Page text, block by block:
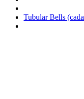
Tubular Bells